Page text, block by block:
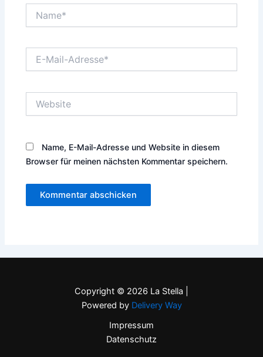
Mail-
Name, E-Mail-Adresse und Website in diesem
Browser für meinen nächsten Kommentar speichern.
Copyright © 2026 La Stella |
Powered by Delivery Way
Impressum
Datenschutz